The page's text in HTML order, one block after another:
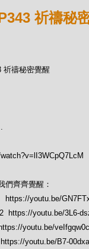
祈禱秘
祈禱秘密覺醒
們齊齊覺醒：
youtu.be/
https://youtu.be/3L6-
youtu.be/
youtu.be/B7-